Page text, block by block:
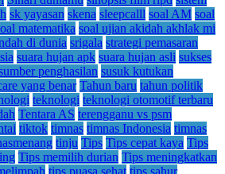
sk yayasan skena sleepcalll soal AM soal
matematika soal ujian akidah akhlak mi
di dunia srigala strategi pemasaran
suara hujan apk suara hujan asli sukses
penghasilan susuk kutukan
yang benar Tahun baru tahun politik
teknologi teknologi otomotif terbaru
Tentara AS terengganu vs psm
tiktok timnas timnas Indonesia timnas
tinju Tips Tips cepat kaya Tips
Tips memilih durian Tips meningkatkan
tips puasa sehat tips sahur